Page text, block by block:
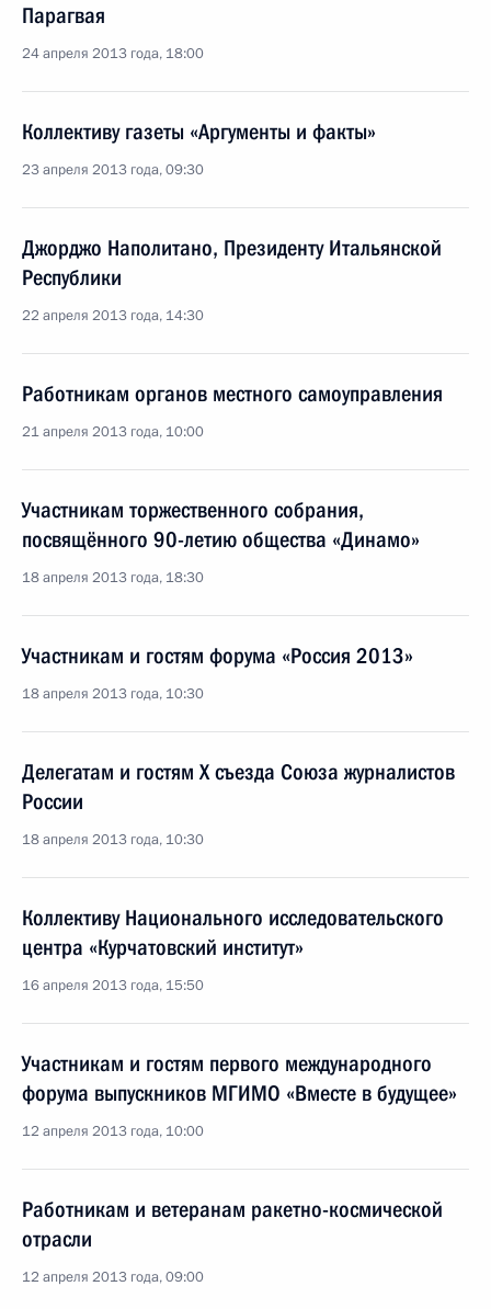
Парагвая
24 апреля 2013 года, 18:00
Коллективу газеты «Аргументы и факты»
23 апреля 2013 года, 09:30
Джорджо Наполитано, Президенту Итальянской
Республики
22 апреля 2013 года, 14:30
Работникам органов местного самоуправления
21 апреля 2013 года, 10:00
Участникам торжественного собрания,
посвящённого 90-летию общества «Динамо»
18 апреля 2013 года, 18:30
Участникам и гостям форума «Россия 2013»
18 апреля 2013 года, 10:30
Делегатам и гостям X съезда Союза журналистов
России
18 апреля 2013 года, 10:30
Коллективу Национального исследовательского
центра «Курчатовский институт»
16 апреля 2013 года, 15:50
Участникам и гостям первого международного
форума выпускников МГИМО «Вместе в будущее»
12 апреля 2013 года, 10:00
Работникам и ветеранам ракетно-космической
отрасли
12 апреля 2013 года, 09:00